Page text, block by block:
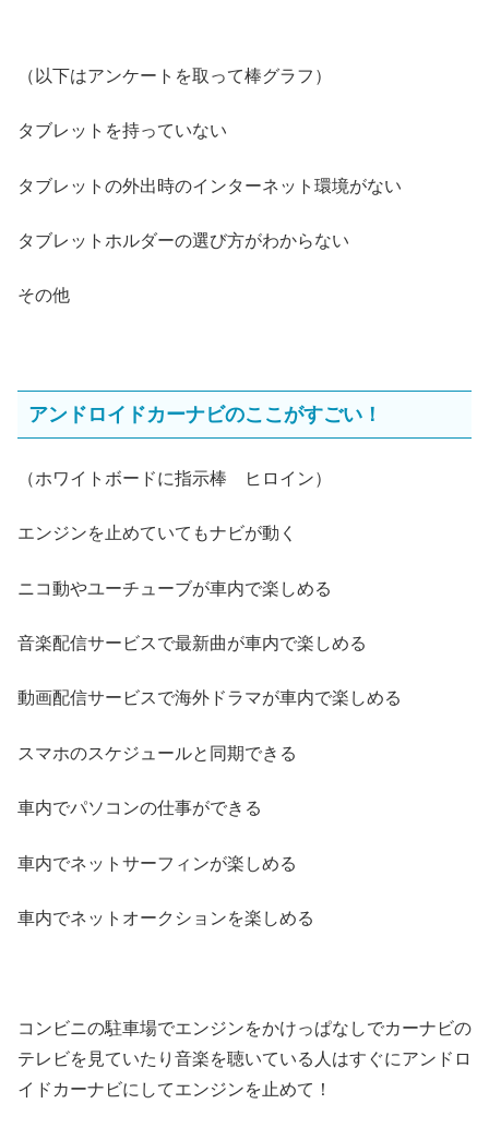
（以下はアンケートを取って棒グラフ）
タブレットを持っていない
タブレットの外出時のインターネット環境がない
タブレットホルダーの選び方がわからない
その他
アンドロイドカーナビのここがすごい！
（ホワイトボードに指示棒 ヒロイン）
エンジンを止めていてもナビが動く
ニコ動やユーチューブが車内で楽しめる
音楽配信サービスで最新曲が車内で楽しめる
動画配信サービスで海外ドラマが車内で楽しめる
スマホのスケジュールと同期できる
車内でパソコンの仕事ができる
車内でネットサーフィンが楽しめる
車内でネットオークションを楽しめる
コンビニの駐車場でエンジンをかけっぱなしでカーナビの
テレビを見ていたり音楽を聴いている人はすぐにアンドロ
イドカーナビにしてエンジンを止めて！